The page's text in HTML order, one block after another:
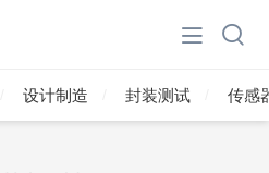
设计制造 封装测试 传感